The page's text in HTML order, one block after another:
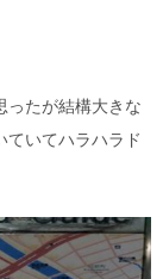
ったが結構大きな
いてハラハラド